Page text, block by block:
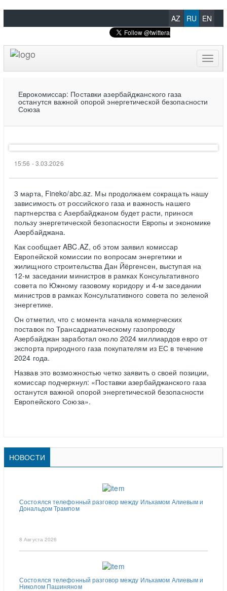
AZ RU EN
Еврокомиссар: Поставки азербайджанского газа
останутся важной опорой энергетической безопасности
Союза
15:56 - 3.03.2026
3 марта, Fineko/abc.az. Мы продолжаем сокращать нашу
зависимость от российского газа и важность нашего
партнерства с Азербайджаном будет расти, принося
пользу энергетической безопасности Европы и экономике
Азербайджана.
Как сообщает ABC.AZ, об этом заявил комиссар
Европейской комиссии по вопросам энергетики и
жилищного строительства Дан Йёргенсен, выступая на
12-м заседании министров в рамках Консультативного
совета по Южному газовому коридору и 4-м заседании
министров в рамках Консультативного совета по зеленой
энергетике.
Он отметил, что с момента начала коммерческих
поставок по Трансадриатическому газопроводу
Азербайджан заработал около 2024 миллиардов евро от
экспорта природного газа покупателям из ЕС в течение
2024 года.
Назвав это возможностью четко заявить о своей позиции,
комиссар подчеркнул: «Поставки азербайджанского газа
останутся важной опорой энергетической безопасности
Европейского Союза».
НОВОСТИ
Состоялся телефонный разговор между Ильхамом Алиевым и
Дональдом Трампом
8 Августа 2026
Состоялся телефонный разговор между Ильхамом Алиевым и
Николом Пашиняном